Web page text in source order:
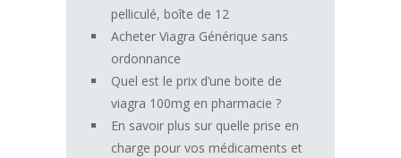
pelliculé, boîte de 12
Acheter Viagra Générique sans
ordonnance
Quel est le prix d’une boite de
viagra 100mg en pharmacie ?
En savoir plus sur quelle prise en
charge pour vos médicaments et